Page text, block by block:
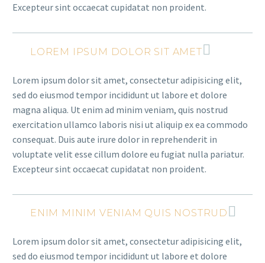
Excepteur sint occaecat cupidatat non proident.
LOREM IPSUM DOLOR SIT AMET
Lorem ipsum dolor sit amet, consectetur adipisicing elit,
sed do eiusmod tempor incididunt ut labore et dolore
magna aliqua. Ut enim ad minim veniam, quis nostrud
exercitation ullamco laboris nisi ut aliquip ex ea commodo
consequat. Duis aute irure dolor in reprehenderit in
voluptate velit esse cillum dolore eu fugiat nulla pariatur.
Excepteur sint occaecat cupidatat non proident.
ENIM MINIM VENIAM QUIS NOSTRUD
Lorem ipsum dolor sit amet, consectetur adipisicing elit,
sed do eiusmod tempor incididunt ut labore et dolore